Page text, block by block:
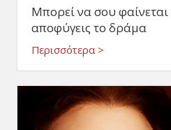
Μπορεί να σου
αποφύγεις το δράμα
Περισσότερα >